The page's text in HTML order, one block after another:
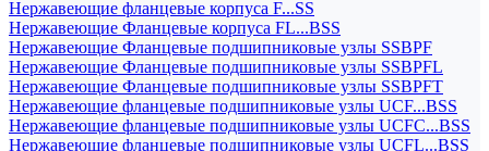
Нержавеющие фланцевые корпуса F...SS
Нержавеющие Фланцевые корпуса FL...BSS
Нержавеющие Фланцевые подшипниковые узлы SSBPF
Нержавеющие Фланцевые подшипниковые узлы SSBPFL
Нержавеющие Фланцевые подшипниковые узлы SSBPFT
Нержавеющие фланцевые подшипниковые узлы UCF...BSS
Нержавеющие фланцевые подшипниковые узлы UCFC...BSS
Нержавеющие фланцевые подшипниковые узлы UCFL...BSS